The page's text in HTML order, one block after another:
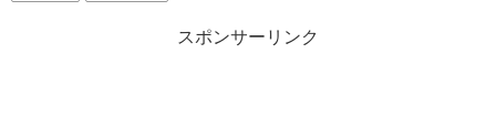
スポンサーリンク